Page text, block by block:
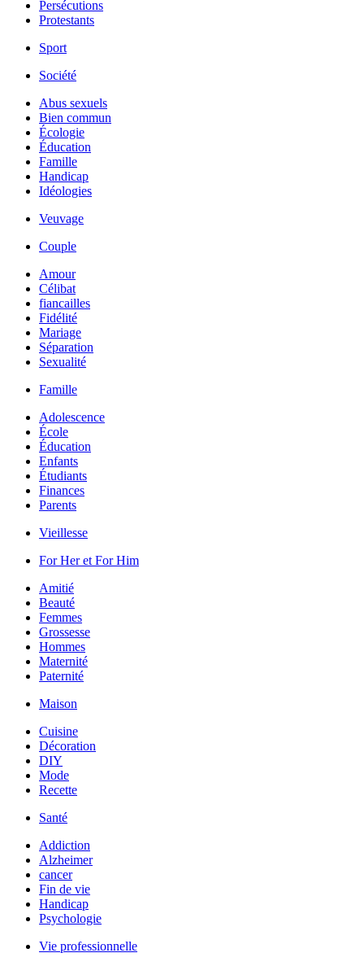
Persécutions
Protestants
Sport
Société
Abus sexuels
Bien commun
Écologie
Éducation
Famille
Handicap
Idéologies
Veuvage
Couple
Amour
Célibat
fiancailles
Fidélité
Mariage
Séparation
Sexualité
Famille
Adolescence
École
Éducation
Enfants
Étudiants
Finances
Parents
Vieillesse
For Her et For Him
Amitié
Beauté
Femmes
Grossesse
Hommes
Maternité
Paternité
Maison
Cuisine
Décoration
DIY
Mode
Recette
Santé
Addiction
Alzheimer
cancer
Fin de vie
Handicap
Psychologie
Vie professionnelle